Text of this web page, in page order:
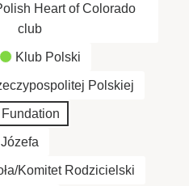
Heart of Colorado
club
Klub Polski
Polskiej
Komitet Rodzicielski